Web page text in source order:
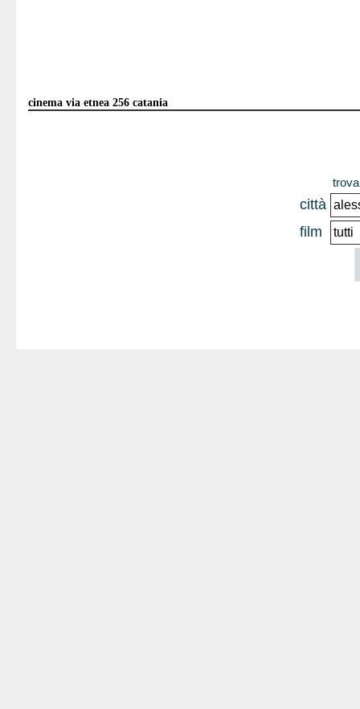
cinema via etnea 256 catania
città
film